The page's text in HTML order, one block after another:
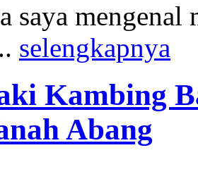
saya mengenal
selengkapnya
Kambing
Abang